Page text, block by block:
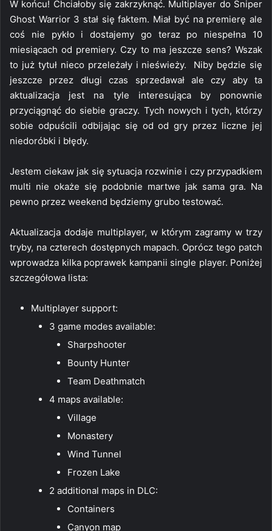
W końcu! Chciałoby się zakrzyknąć. Multiplayer do Sniper
Ghost Warrior 3 stał się faktem. Miał być na premierę ale
coś nie pykło i dostajemy go teraz po niespełna 10
miesiącach od premiery. Czy to ma jeszcze sens? Wszak
to już tytuł nieco przeleżały i nieświeży. Niby będzie się
jeszcze przez długi czas sprzedawał ale czy aby ta
aktualizacja jest na tyle interesująca by ponownie
przyciągnąć do siebie graczy. Tych nowych i tych, którzy
sobie odpuścili odbijając się od od gry przez liczne jej
niedoróbki i błędy.
Jestem ciekaw jak się sytuacja rozwinie i czy przypadkiem
multi nie okaże się podobnie martwe jak sama gra. Na
pewno przez weekend będziemy grubo testować.
Aktualizacja dodaje multiplayer, w którym zagramy w trzy
tryby, na czterech dostępnych mapach. Oprócz tego patch
wprowadza kilka poprawek kampanii single player. Poniżej
szczegółowa lista:
Multiplayer support:
3 game modes available:
Sharpshooter
Bounty Hunter
Team Deathmatch
4 maps available:
Village
Monastery
Wind Tunnel
Frozen Lake
2 additional maps in DLC:
Containers
Canyon map